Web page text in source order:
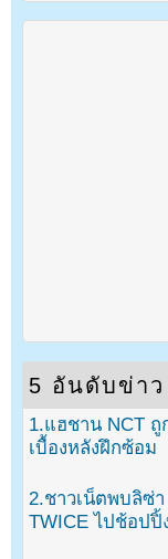
5 อันดับข่าว
1.แฮชาน NCT
เบื้องหลังฝึกซ้อม
2.ชาวเน็ตพบลิซ่
TWICE ไปช้อปปิ้